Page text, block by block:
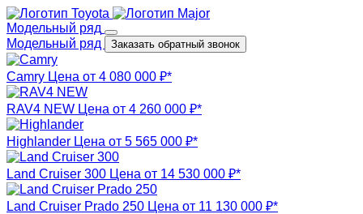
Модельный ряд
Модельный ряд
Заказать обратный звонок
Camry Цена от 4 080 000 ₽*
RAV4 NEW Цена от 4 260 000 ₽*
Highlander Цена от 5 565 000 ₽*
Land Cruiser 300 Цена от 14 530 000 ₽*
Land Cruiser Prado 250 Цена от 11 130 000 ₽*